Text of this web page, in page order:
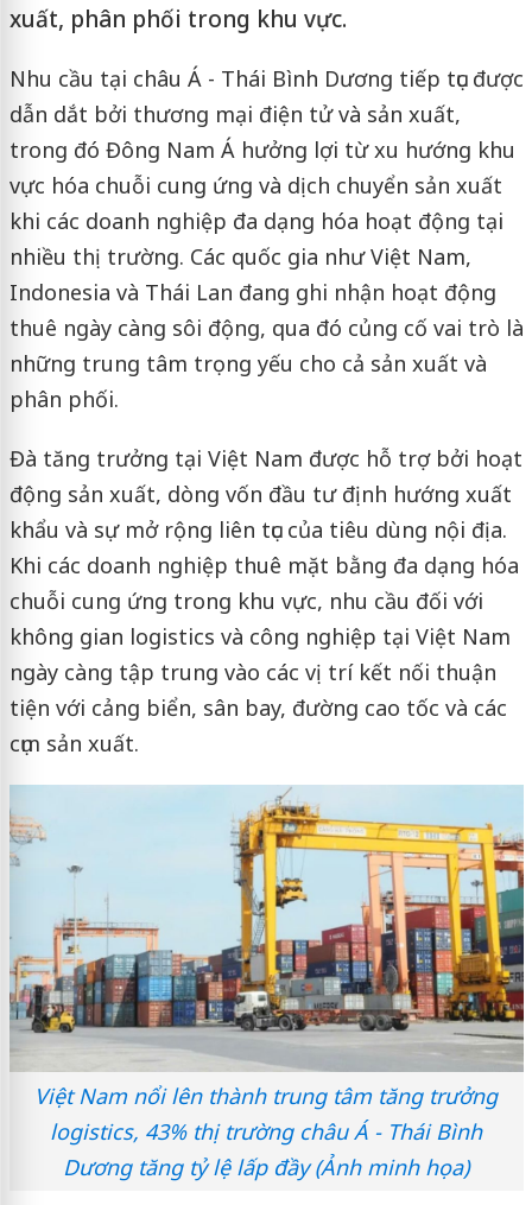
xuất, phân phối trong khu vực.
Nhu cầu tại châu Á - Thái Bình Dương tiếp tục được
dẫn dắt bởi thương mại điện tử và sản xuất,
trong đó Đông Nam Á hưởng lợi từ xu hướng khu
vực hóa chuỗi cung ứng và dịch chuyển sản xuất
khi các doanh nghiệp đa dạng hóa hoạt động tại
nhiều thị trường. Các quốc gia như Việt Nam,
Indonesia và Thái Lan đang ghi nhận hoạt động
thuê ngày càng sôi động, qua đó củng cố vai trò là
những trung tâm trọng yếu cho cả sản xuất và
phân phối.
Đà tăng trưởng tại Việt Nam được hỗ trợ bởi hoạt
động sản xuất, dòng vốn đầu tư định hướng xuất
khẩu và sự mở rộng liên tục của tiêu dùng nội địa.
Khi các doanh nghiệp thuê mặt bằng đa dạng hóa
chuỗi cung ứng trong khu vực, nhu cầu đối với
không gian logistics và công nghiệp tại Việt Nam
ngày càng tập trung vào các vị trí kết nối thuận
tiện với cảng biển, sân bay, đường cao tốc và các
cụm sản xuất.
Việt Nam nổi lên thành trung tâm tăng trưởng
logistics, 43% thị trường châu Á - Thái Bình
Dương tăng tỷ lệ lấp đầy (Ảnh minh họa)